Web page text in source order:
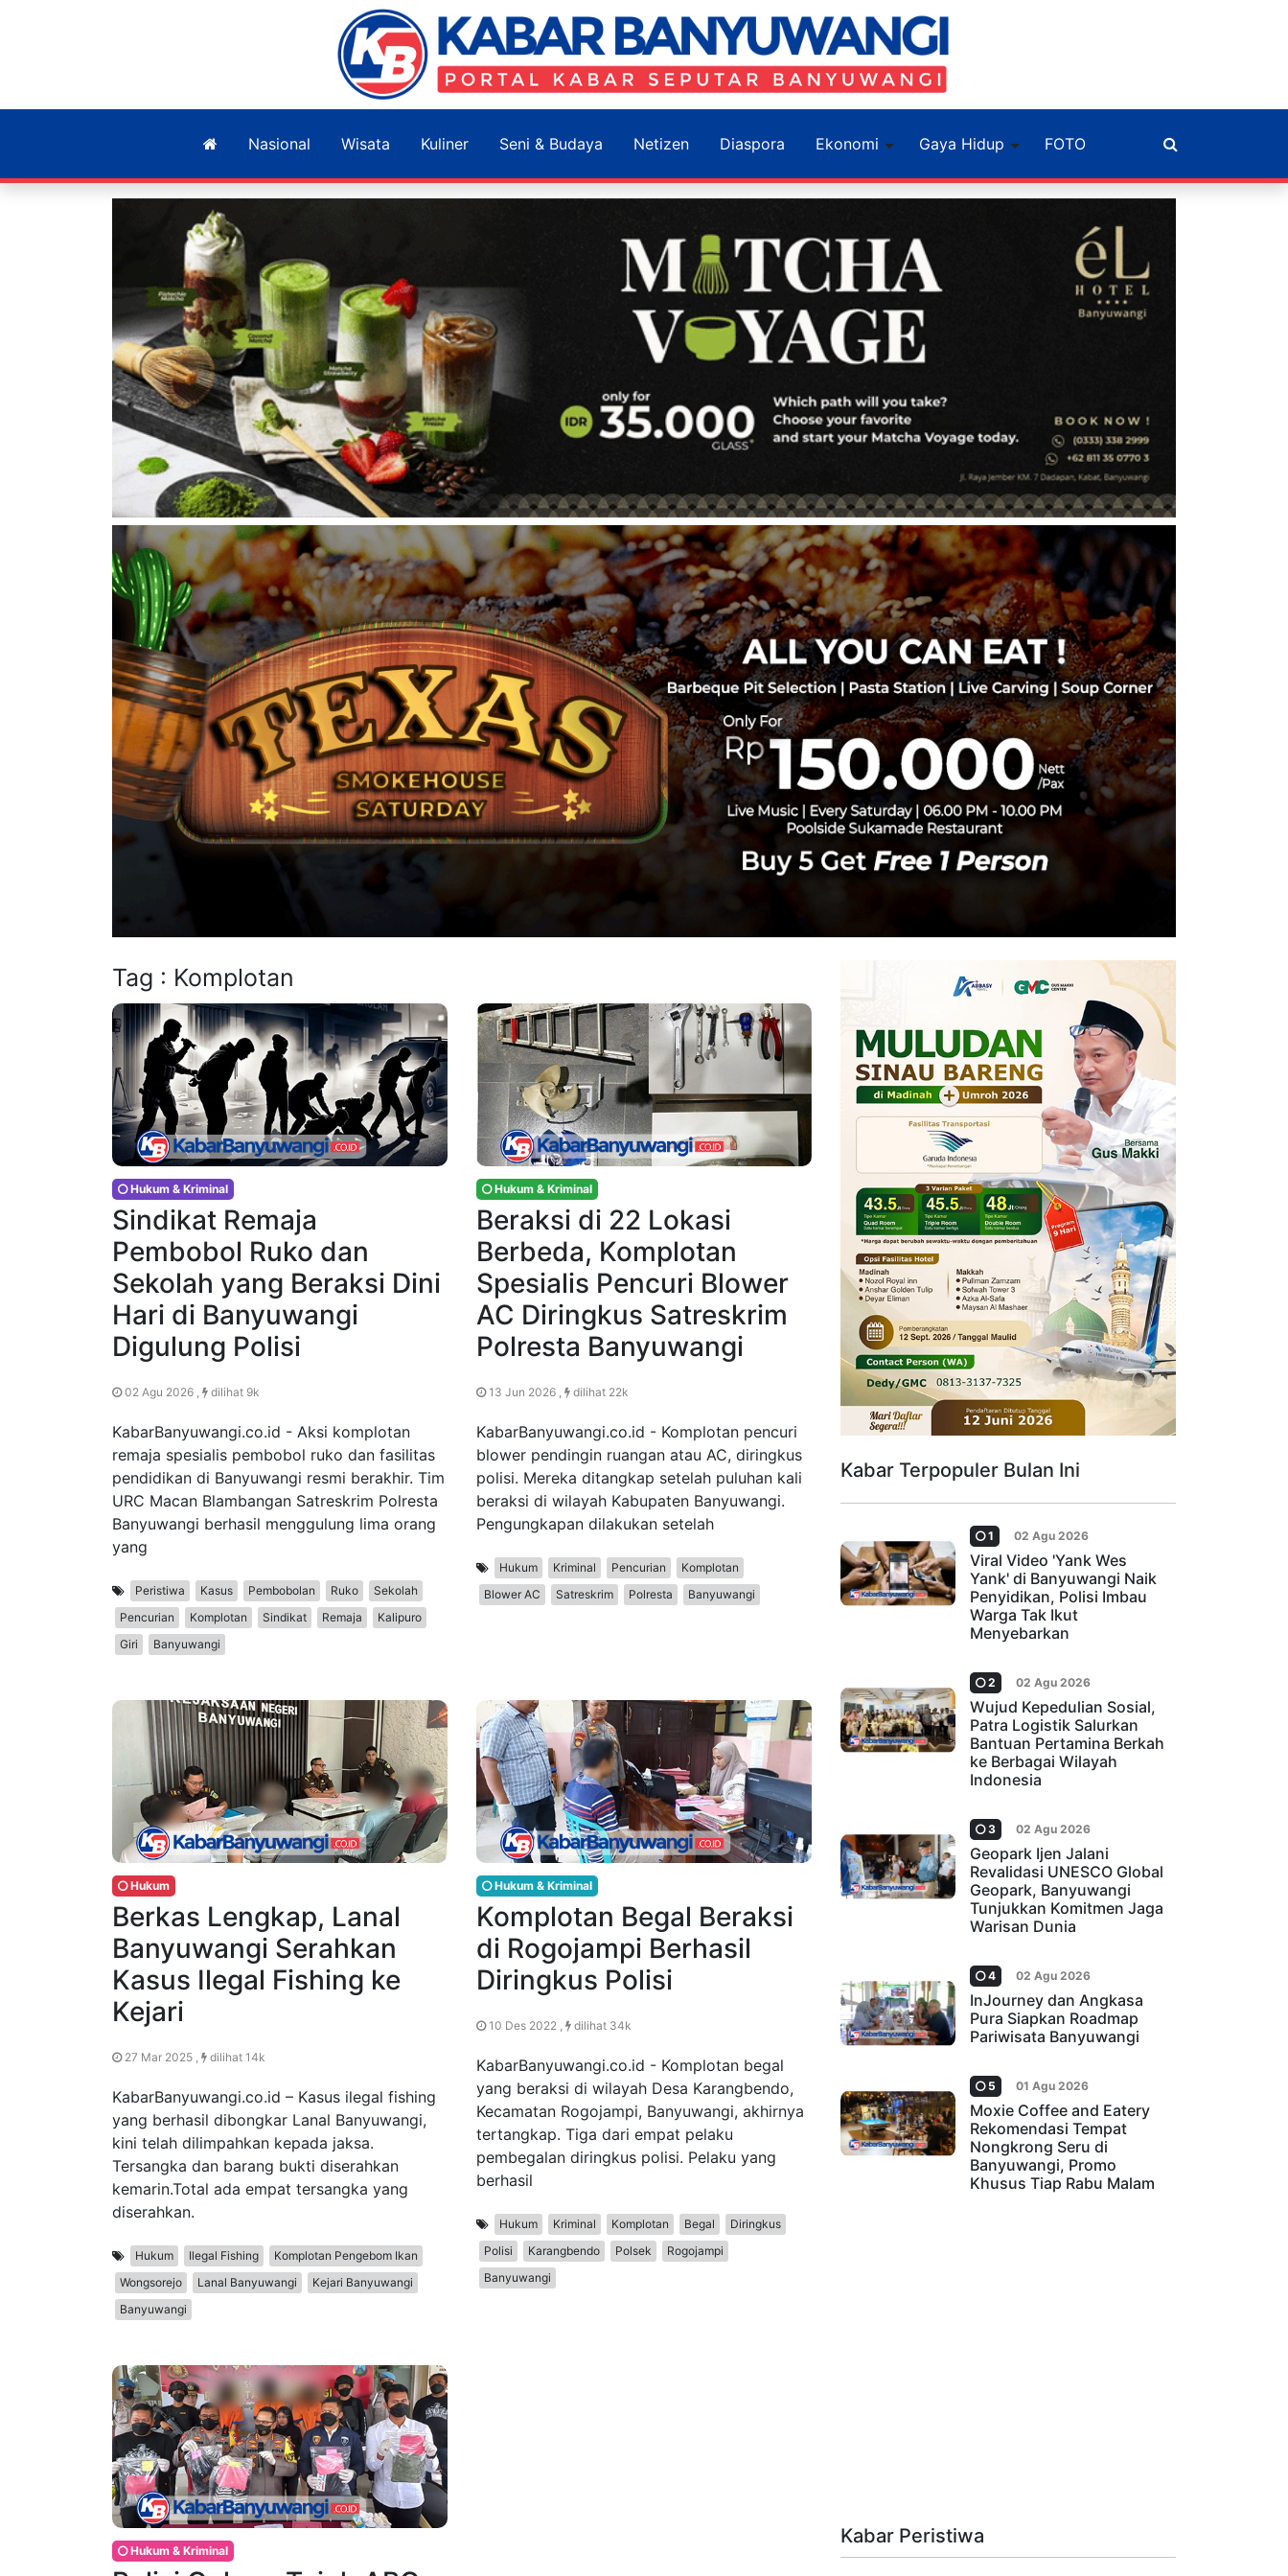
Nasional Wisata Kuliner Seni & Budaya Netizen Diaspora Ekonomi Gaya Hidup FOTO
Tag : Komplotan
Hukum & Kriminal
Sindikat Remaja
Pembobol Ruko dan
Sekolah yang Beraksi Dini
Hari di Banyuwangi
Digulung Polisi
02 Agu 2026 , dilihat 9k
KabarBanyuwangi.co.id - Aksi komplotan
remaja spesialis pembobol ruko dan fasilitas
pendidikan di Banyuwangi resmi berakhir. Tim
URC Macan Blambangan Satreskrim Polresta
Banyuwangi berhasil menggulung lima orang
yang
Peristiwa Kasus Pembobolan Ruko
Sekolah
Pencurian
Komplotan Sindikat Remaja
Kalipuro
Giri
Banyuwangi
Hukum & Kriminal
Beraksi di 22 Lokasi
Berbeda, Komplotan
Spesialis Pencuri Blower
AC Diringkus Satreskrim
Polresta Banyuwangi
13 Jun 2026 , dilihat 22k
KabarBanyuwangi.co.id - Komplotan pencuri
blower pendingin ruangan atau AC, diringkus
polisi. Mereka ditangkap setelah puluhan kali
beraksi di wilayah Kabupaten Banyuwangi.
Pengungkapan dilakukan setelah
Hukum Kriminal Pencurian
Komplotan
Blower AC
Satreskrim Polresta Banyuwangi
Hukum
Berkas Lengkap, Lanal
Banyuwangi Serahkan
Kasus Ilegal Fishing ke
Kejari
27 Mar 2025 , dilihat 14k
KabarBanyuwangi.co.id – Kasus ilegal fishing
yang berhasil dibongkar Lanal Banyuwangi,
kini telah dilimpahkan kepada jaksa.
Tersangka dan barang bukti diserahkan
kemarin.Total ada empat tersangka yang
diserahkan.
Hukum Ilegal Fishing
Komplotan Pengebom Ikan
Wongsorejo
Lanal Banyuwangi
Kejari Banyuwangi
Banyuwangi
Hukum & Kriminal
Komplotan Begal Beraksi
di Rogojampi Berhasil
Diringkus Polisi
10 Des 2022 , dilihat 34k
KabarBanyuwangi.co.id - Komplotan begal
yang beraksi di wilayah Desa Karangbendo,
Kecamatan Rogojampi, Banyuwangi, akhirnya
tertangkap. Tiga dari empat pelaku
pembegalan diringkus polisi. Pelaku yang
berhasil
Hukum Kriminal Komplotan Begal
Diringkus
Polisi
Karangbendo Polsek
Rogojampi
Banyuwangi
Hukum & Kriminal
Kabar Terpopuler Bulan Ini
1 02 Agu 2026
Viral Video 'Yank Wes
Yank' di Banyuwangi Naik
Penyidikan, Polisi Imbau
Warga Tak Ikut
Menyebarkan
2 02 Agu 2026
Wujud Kepedulian Sosial,
Patra Logistik Salurkan
Bantuan Pertamina Berkah
ke Berbagai Wilayah
Indonesia
3 02 Agu 2026
Geopark Ijen Jalani
Revalidasi UNESCO Global
Geopark, Banyuwangi
Tunjukkan Komitmen Jaga
Warisan Dunia
4 02 Agu 2026
InJourney dan Angkasa
Pura Siapkan Roadmap
Pariwisata Banyuwangi
5 01 Agu 2026
Moxie Coffee and Eatery
Rekomendasi Tempat
Nongkrong Seru di
Banyuwangi, Promo
Khusus Tiap Rabu Malam
Kabar Peristiwa